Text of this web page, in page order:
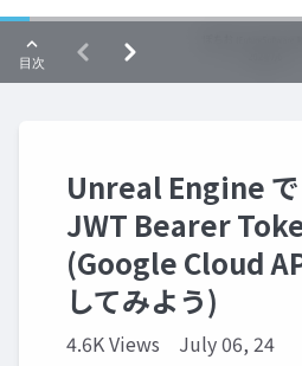
Unreal Engine
JWT Bearer
(Google Cloud
してみよう)
4.6K Views July 06, 24